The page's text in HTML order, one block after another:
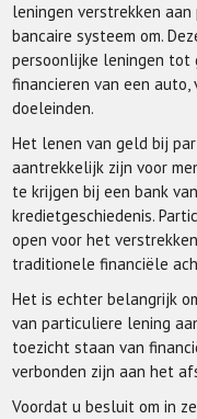
leningen verstrekken
bancaire systeem om.
persoonlijke leningen tot
financieren van een
doeleinden.
Het lenen van geld bij
aantrekkelijk zijn voor
te krijgen bij een bank
kredietgeschiedenis.
open voor het
traditionele financiële
Het is echter belangrijk
van particuliere lening
toezicht staan van
verbonden zijn aan het
Voordat u besluit om in